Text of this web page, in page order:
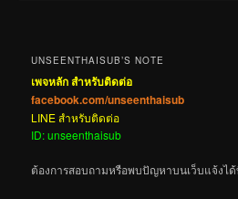
UNSEENTHAISUB’S NOTE
เพจหลัก สำหรับติดต่อ
facebook.com/unseenthaisub
LINE สำหรับติดต่อ
ID: unseenthaisub
ต้องการสอบถามหรือพบปัญหาบนเว็บแจ้งได้